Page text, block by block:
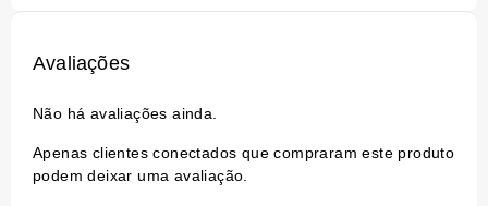
Avaliações
Não há avaliações ainda.
Apenas clientes conectados que compraram este produto
podem deixar uma avaliação.